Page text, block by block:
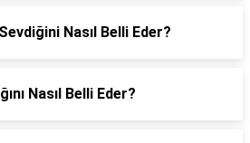
Nasıl Belli Eder?
Nasıl Belli Eder?